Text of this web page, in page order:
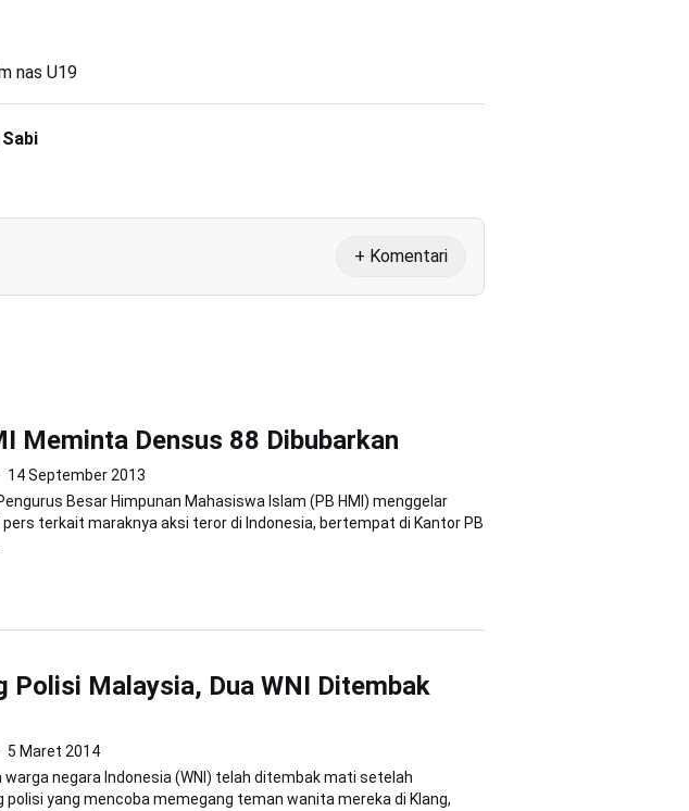
nas U19
+ Komentari
Meminta Densus 88 Dibubarkan
14 September 2013
Besar Himpunan Mahasiswa Islam (PB HMI) menggelar
terkait maraknya aksi teror di Indonesia, bertempat di Kantor PB
Polisi Malaysia, Dua WNI Ditembak
5 Maret 2014
warga negara Indonesia (WNI) telah ditembak mati setelah
polisi yang mencoba memegang teman wanita mereka di Klang,